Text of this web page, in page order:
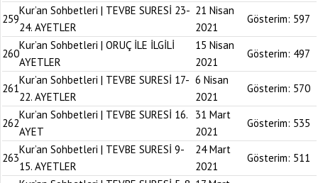
259
Kur’an Sohbetleri | TEVBE SURESİ 23-
24. AYETLER
21 Nisan
2021
Gösterim: 597
260
Kur’an Sohbetleri | ORUÇ İLE İLGİLİ
AYETLER
15 Nisan
2021
Gösterim: 497
261
Kur’an Sohbetleri | TEVBE SURESİ 17-
22. AYETLER
6 Nisan
2021
Gösterim: 570
262
Kur’an Sohbetleri | TEVBE SURESİ 16.
AYET
31 Mart
2021
Gösterim: 535
263
Kur’an Sohbetleri | TEVBE SURESİ 9-
15. AYETLER
24 Mart
2021
Gösterim: 511